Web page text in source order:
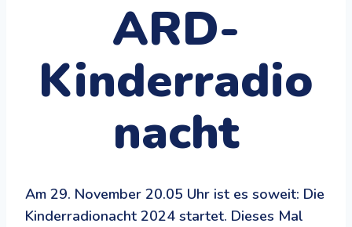
ARD-
Kinderradio
nacht
Am 29. November 20.05 Uhr ist es soweit: Die
Kinderradionacht 2024 startet. Dieses Mal